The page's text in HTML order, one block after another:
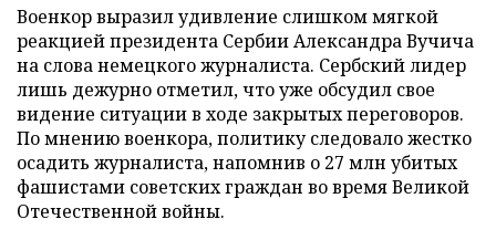
Военкор выразил удивление слишком мягкой
реакцией президента Сербии Александра Вучича
на слова немецкого журналиста. Сербский лидер
лишь дежурно отметил, что уже обсудил свое
видение ситуации в ходе закрытых переговоров.
По мнению военкора, политику следовало жестко
осадить журналиста, напомнив о 27 млн убитых
фашистами советских граждан во время Великой
Отечественной войны.